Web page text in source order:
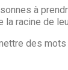
à
la racine de
des